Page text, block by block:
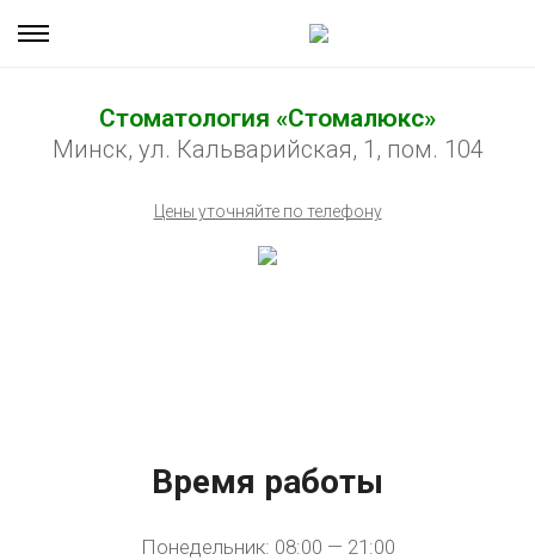
Стоматология «Стомалюкс»
Минск, ул. Кальварийская, 1, пом. 104
Цены уточняйте по телефону
Время работы
Понедельник: 08:00 — 21:00